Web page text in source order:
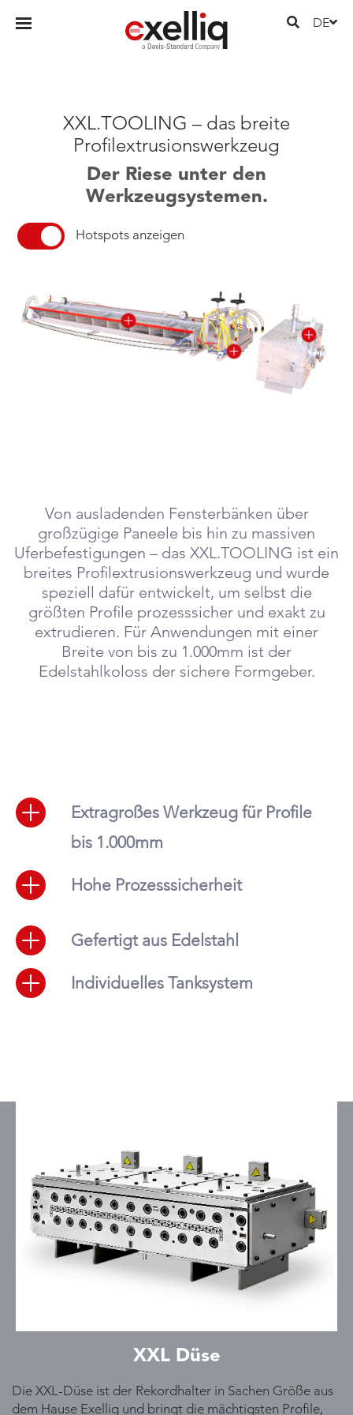
DE
XXL.TOOLING – das breite
Profilextrusionswerkzeug
Der Riese unter den
Werkzeugsystemen.
Hotspots anzeigen
Von ausladenden Fensterbänken über
großzügige Paneele bis hin zu massiven
Uferbefestigungen – das XXL.TOOLING ist ein
breites Profilextrusionswerkzeug und wurde
speziell dafür entwickelt, um selbst die
größten Profile prozesssicher und exakt zu
extrudieren. Für Anwendungen mit einer
Breite von bis zu 1.000mm ist der
Edelstahlkoloss der sichere Formgeber.
Extragroßes Werkzeug für Profile
bis 1.000mm
Hohe Prozesssicherheit
Gefertigt aus Edelstahl
Individuelles Tanksystem
XXL Düse
Die XXL-Düse ist der Rekordhalter in Sachen Größe aus
dem Hause Exelliq und bringt die mächtigsten Profile,